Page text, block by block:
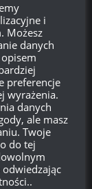
i
Możesz
danych
preferencje
wyrażenia.
danych
ale masz
Twoje
do tej